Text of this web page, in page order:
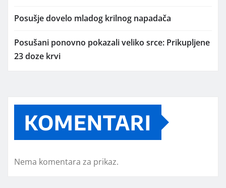
Posušje dovelo mladog krilnog napadača
Posušani ponovno pokazali veliko srce: Prikupljene
23 doze krvi
KOMENTARI
Nema komentara za prikaz.